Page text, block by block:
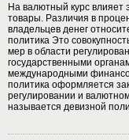
На валютный курс влияет
товары. Различия в
владельцев денег
политика Это
мер в области
государственными
международными
политика оформляется
регулировании и
называется девизной